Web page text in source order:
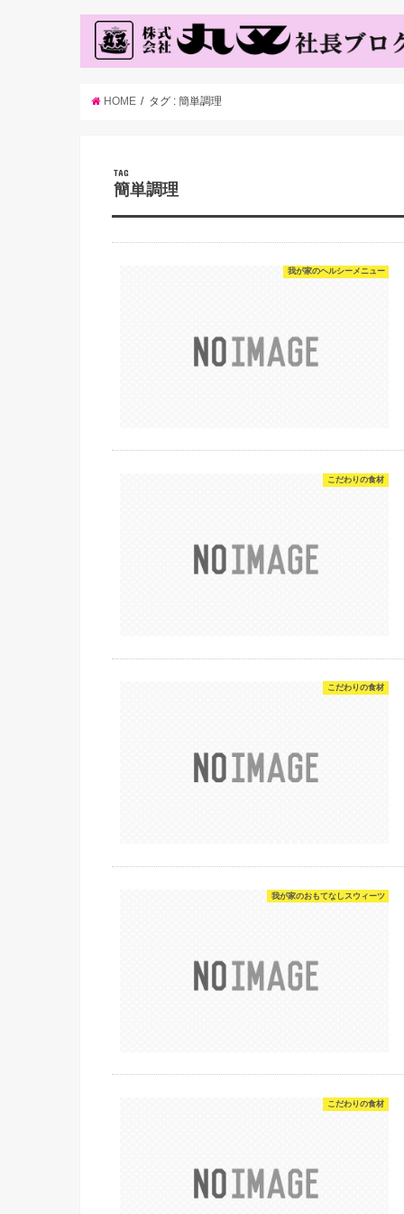
HOME タグ : 簡単調理
TAG
簡単調理
我が家のヘルシーメニュー
こだわりの食材
こだわりの食材
我が家のおもてなしスウィーツ
こだわりの食材